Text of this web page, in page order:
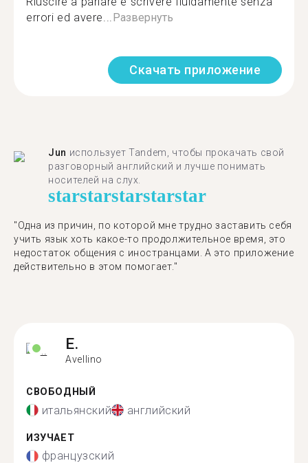
errori ed avere...Развернуть
Скачать приложение
Jun использует Tandem, чтобы прокачать свой
разговорный английский и лучше понимать
носителей на слух.
starstarstarstarstar
"Одна из причин, по которой мне трудно заставить себя
учить язык хоть какое-то продолжительное время, это
недостаток общения с иностранцами. А это приложение
действительно в этом помогает."
E.
Avellino
СВОБОДНЫЙ
итальянский английский
ИЗУЧАЕТ
французский